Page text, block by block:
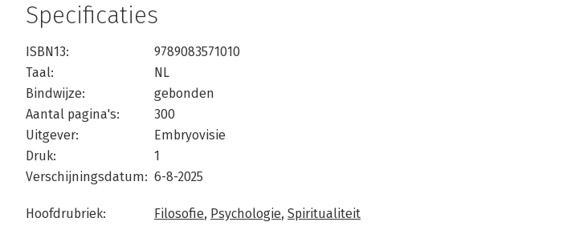
Specificaties
ISBN13:
9789083571010
Taal:
NL
Bindwijze:
gebonden
Aantal pagina's:
300
Uitgever:
Embryovisie
Druk:
1
Verschijningsdatum: 6-8-2025
Hoofdrubriek: Filosofie, Psychologie, Spiritualiteit